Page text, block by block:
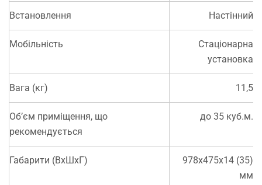
Встановлення Настінний
Мобільність
Стаціонарна
установка
Вага (кг) 11,5
Об’єм приміщення, що
рекомендується
до 35 куб.м.
Габарити (ВхШхГ)
978x475x14 (35)
мм